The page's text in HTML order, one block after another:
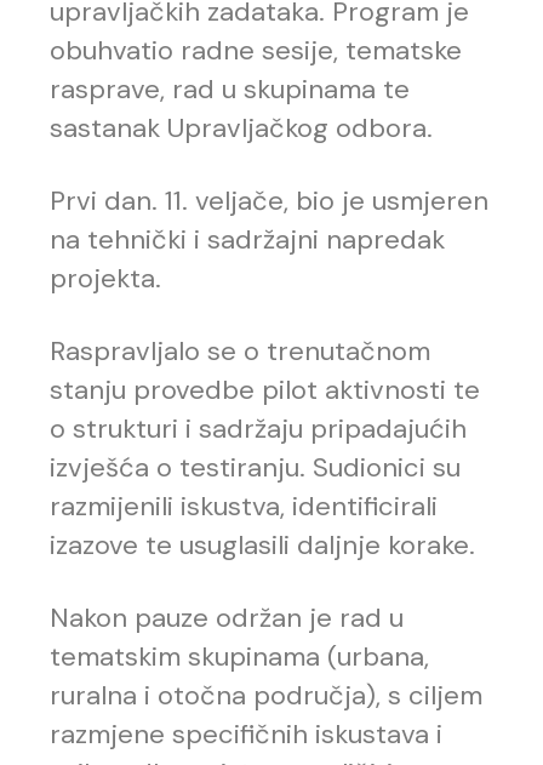
upravljačkih zadataka. Program je
obuhvatio radne sesije, tematske
rasprave, rad u skupinama te
sastanak Upravljačkog odbora.
Prvi dan. 11. veljače, bio je usmjeren
na tehnički i sadržajni napredak
projekta.
Raspravljalo se o trenutačnom
stanju provedbe pilot aktivnosti te
o strukturi i sadržaju pripadajućih
izvješća o testiranju. Sudionici su
razmijenili iskustva, identificirali
izazove te usuglasili daljnje korake.
Nakon pauze održan je rad u
tematskim skupinama (urbana,
ruralna i otočna područja), s ciljem
razmjene specifičnih iskustava i